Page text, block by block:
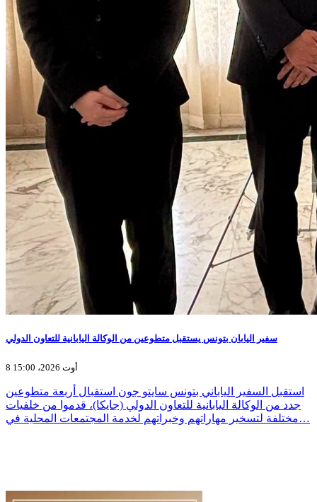
سفير اليابان بتونس يستقبل متطوعين من الوكالة اليابانية للتعاون الدولي
8 أوت 2026، 15:00
استقبل السفير الياباني بتونس سايتو جون استقبال أربعة متطوعين
جدد من الوكالة اليابانية للتعاون الدولي (جايكا)، قدموا من خلفيات
مختلفة لتسخير مهاراتهم وخبراتهم لخدمة المجتمعات المحلية في…